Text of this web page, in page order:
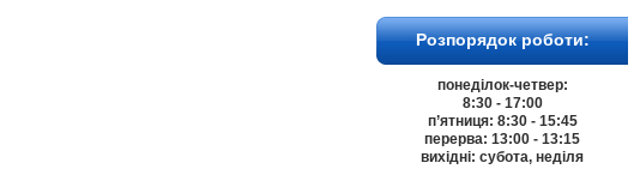
Розпорядок роботи:
понеділок-четвер:
8:30 - 17:00
п’ятниця: 8:30 - 15:45
перерва: 13:00 - 13:15
вихідні: субота, неділя